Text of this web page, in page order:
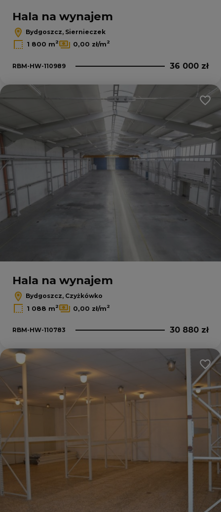
Hala na wynajem
Bydgoszcz, Siernieczek
1 800 m2 0,00 zł/m2
RBM-HW-110989 36 000 zł
Hala na wynajem
Bydgoszcz, Czyżkówko
1 088 m2 0,00 zł/m2
RBM-HW-110783 30 880 zł